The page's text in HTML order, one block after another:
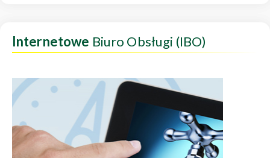
Internetowe Biuro Obsługi (IBO)